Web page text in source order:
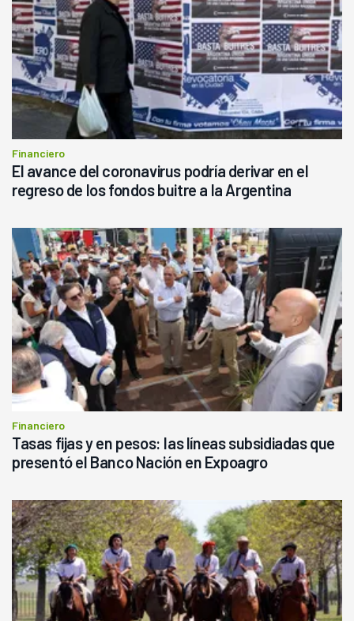
Financiero
El avance del coronavirus podría derivar en el
regreso de los fondos buitre a la Argentina
Financiero
Tasas fijas y en pesos: las líneas subsidiadas que
presentó el Banco Nación en Expoagro